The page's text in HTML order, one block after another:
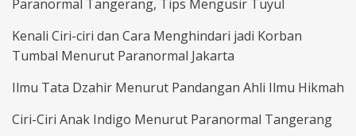
Paranormal Tangerang, Tips Mengusir Tuyul
Kenali Ciri-ciri dan Cara Menghindari jadi Korban
Tumbal Menurut Paranormal Jakarta
Ilmu Tata Dzahir Menurut Pandangan Ahli Ilmu Hikmah
Ciri-Ciri Anak Indigo Menurut Paranormal Tangerang